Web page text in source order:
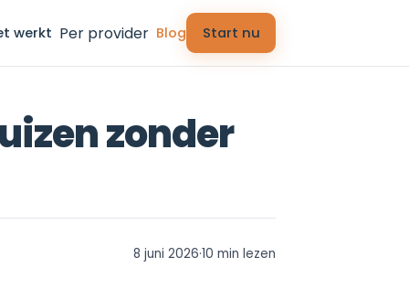
werkt Per provider Blog Start nu
zonder
8 juni 2026·10 min lezen